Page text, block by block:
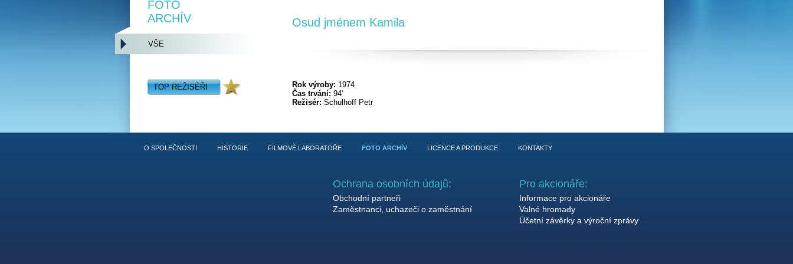
Osud jménem Kamila
Rok výroby: 1974
Čas trvání: 94'
Režisér: Schulhoff Petr
FOTO
ARCHÍV
VŠE
TOP REŽISÉŘI
O SPOLEČNOSTI HISTORIE FILMOVÉ LABORATOŘE FOTO ARCHÍV LICENCE A PRODUKCE KONTAKTY
Pro akcionáře:
Informace pro akcionáře
Valné hromady
Účetní závěrky a výroční zprávy
Ochrana osobních údajů:
Obchodní partneři
Zaměstnanci, uchazeči o zaměstnání